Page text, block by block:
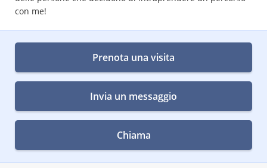
con me!
Prenota una visita
Invia un messaggio
Chiama